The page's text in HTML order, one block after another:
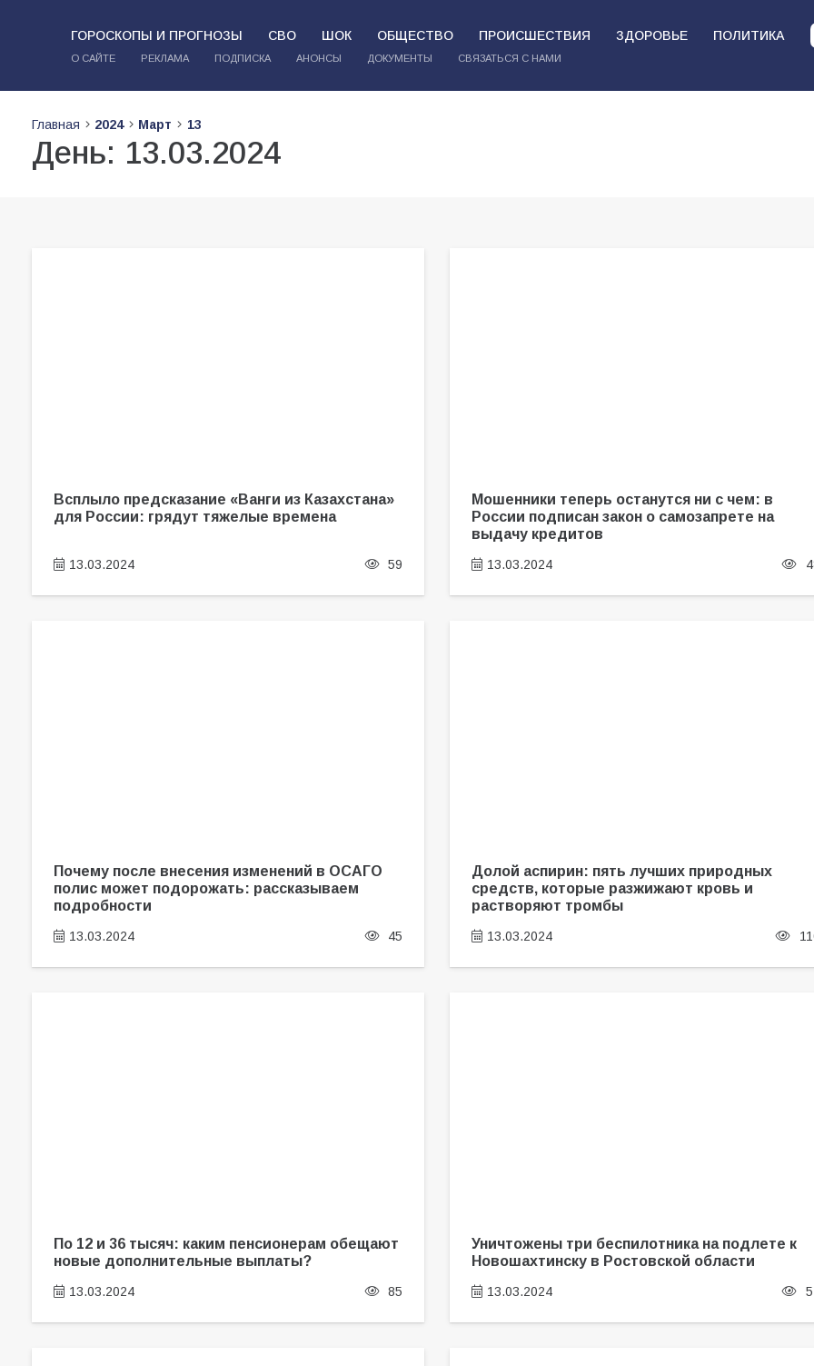
ГОРОСКОПЫ И ПРОГНОЗЫ СВО ШОК ОБЩЕСТВО ПРОИСШЕСТВИЯ ЗДОРОВЬЕ ПОЛИТИКА
О САЙТЕ РЕКЛАМА ПОДПИСКА АНОНСЫ ДОКУМЕНТЫ СВЯЗАТЬСЯ С НАМИ
Главная 2024 Март 13
День: 13.03.2024
Всплыло предсказание «Ванги из Казахстана»
для России: грядут тяжелые времена
13.03.2024 59
Мошенники теперь останутся ни с чем: в
России подписан закон о самозапрете на
выдачу кредитов
13.03.2024
Почему после внесения изменений в ОСАГО
полис может подорожать: рассказываем
подробности
13.03.2024 45
Долой аспирин: пять лучших природных
средств, которые разжижают кровь и
растворяют тромбы
13.03.2024
По 12 и 36 тысяч: каким пенсионерам обещают
новые дополнительные выплаты?
13.03.2024 85
Уничтожены три беспилотника на подлете к
Новошахтинску в Ростовской области
13.03.2024